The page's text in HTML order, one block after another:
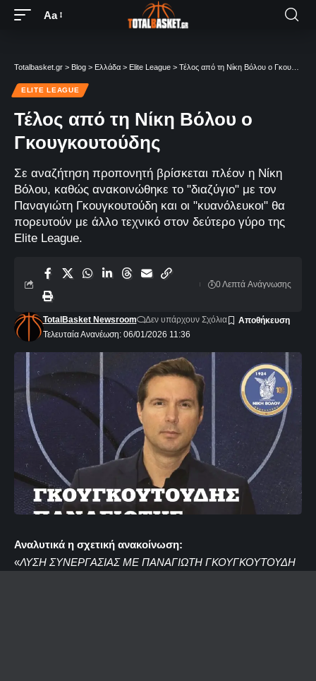
Aa
Totalbasket.gr > Blog > Ελλάδα > Elite League > Τέλος από τη Νίκη Βόλου ο Γκουγκουτούδης
ELITE LEAGUE
Τέλος από τη Νίκη Βόλου ο
Γκουγκουτούδης
Σε αναζήτηση προπονητή βρίσκεται πλέον η Νίκη
Βόλου, καθώς ανακοινώθηκε το "διαζύγιο" με τον
Παναγιώτη Γκουγκουτούδη και οι "κυανόλευκοι" θα
πορευτούν με άλλο τεχνικό στον δεύτερο γύρο της
Elite League.
Τελευταία Ανανέωση: 06/01/2026 11:36
TotalBasket Newsroom Δεν υπάρχουν Σχόλια
0 Λεπτά Aνάγνωσης
Αναλυτικά η σχετική ανακοίνωση:
«ΛΥΣΗ ΣΥΝΕΡΓΑΣΙΑΣ ΜΕ ΠΑΝΑΓΙΩΤΗ ΓΚΟΥΓΚΟΥΤΟΥΔΗ